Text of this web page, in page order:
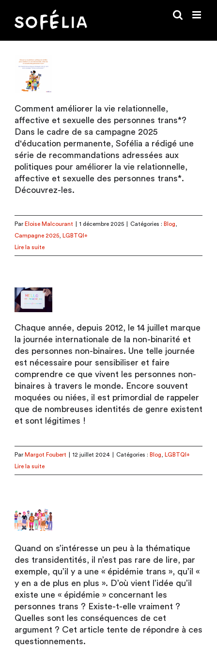
contenu
Comment améliorer la vie relationnelle,
affective et sexuelle des personnes trans*?
Dans le cadre de sa campagne 2025
d'éducation permanente, Sofélia a rédigé une
série de recommandations adressées aux
politiques pour améliorer la vie relationnelle,
affective et sexuelle des personnes trans*.
Découvrez-les.
Par Eloise Malcourant 1 décembre 2025 Catégories : Blog
Campagne 2025
LGBTQI+
Lire la suite
Chaque année, depuis 2012, le 14 juillet marque
la journée internationale de la non-binarité et
des personnes non-binaires. Une telle journée
est nécessaire pour sensibiliser et faire
comprendre ce que vivent les personnes non-
binaires à travers le monde. Encore souvent
moquées ou niées, il est primordial de rappeler
que de nombreuses identités de genre existent
et sont légitimes !
Par Margot Foubert 12 juillet 2024 Catégories : Blog
LGBTQI+
Lire la suite
Quand on s’intéresse un peu à la thématique
des transidentités, il n’est pas rare de lire, par
exemple, qu’il y a une « épidémie trans », qu’il «
y en a de plus en plus ». D’où vient l’idée qu’il
existe une « épidémie » concernant les
personnes trans ? Existe-t-elle vraiment ?
Quelles sont les conséquences de cet
argument ? Cet article tente de répondre à ces
questionnements.